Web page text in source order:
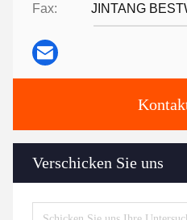
Fax: JINTANG
Verschicken Sie uns